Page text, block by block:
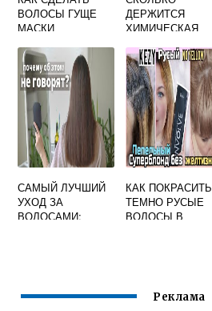
ВОЛОСЫ ГУЩЕ
МАСКИ
ДЕРЖИТСЯ
ХИМИЧЕСКАЯ
ВОЛОСАХ У
МУЖЧИН
САМЫЙ ЛУЧШИЙ
УХОД ЗА
ВОЛОСАМИ;
КАК ПОКРАСИТЬ
ТЕМНО РУСЫЕ
ВОЛОСЫ В
Реклама